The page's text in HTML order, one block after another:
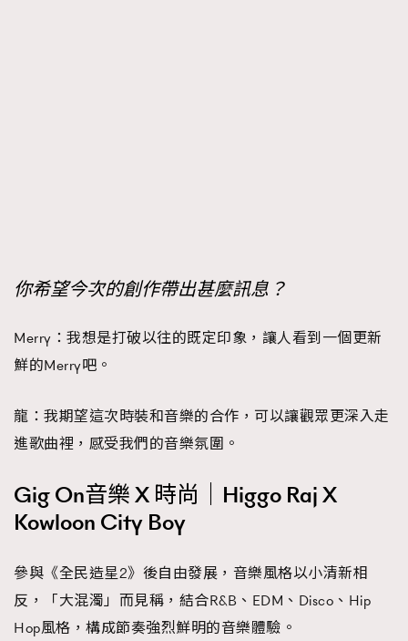
你希望今次的創作帶出甚麼訊息？
Merry：我想是打破以往的既定印象，讓人看到一個更新
鮮的Merry吧。
龍：我期望這次時裝和音樂的合作，可以讓觀眾更深入走
進歌曲裡，感受我們的音樂氛圍。
Gig On音樂 X 時尚｜Higgo Raj X
Kowloon City Boy
參與《全民造星2》後自由發展，音樂風格以小清新相
反，「大混濁」而見稱，結合R&B、EDM、Disco、Hip
Hop風格，構成節奏強烈鮮明的音樂體驗。